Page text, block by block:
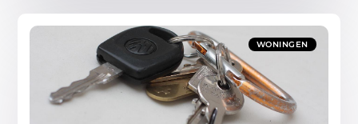
WONINGEN